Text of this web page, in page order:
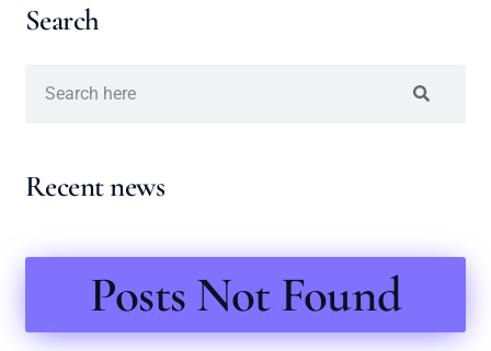
Search
Recent news
Posts Not Found